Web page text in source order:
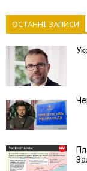
ОСТАННІ ЗАПИСИ